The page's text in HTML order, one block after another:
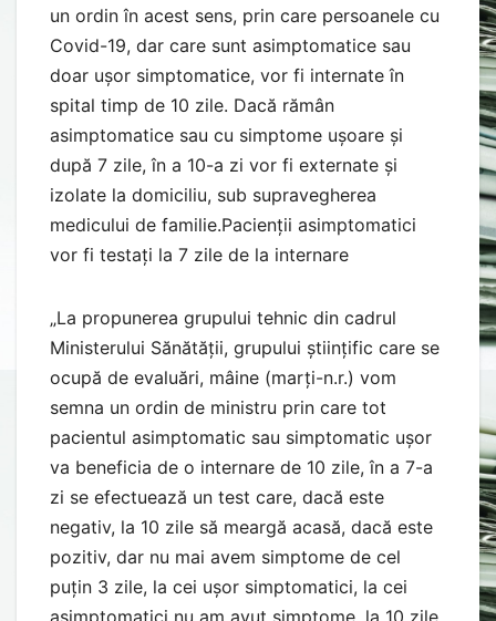
un ordin în acest sens, prin care persoanele cu
Covid-19, dar care sunt asimptomatice sau
doar ușor simptomatice, vor fi internate în
spital timp de 10 zile. Dacă rămân
asimptomatice sau cu simptome ușoare și
după 7 zile, în a 10-a zi vor fi externate și
izolate la domiciliu, sub supravegherea
medicului de familie.Pacienții asimptomatici
vor fi testați la 7 zile de la internare
„La propunerea grupului tehnic din cadrul
Ministerului Sănătății, grupului științific care se
ocupă de evaluări, mâine (marți-n.r.) vom
semna un ordin de ministru prin care tot
pacientul asimptomatic sau simptomatic ușor
va beneficia de o internare de 10 zile, în a 7-a
zi se efectuează un test care, dacă este
negativ, la 10 zile să meargă acasă, dacă este
pozitiv, dar nu mai avem simptome de cel
puțin 3 zile, la cei ușor simptomatici, la cei
asimptomatici nu am avut simptome, la 10 zile